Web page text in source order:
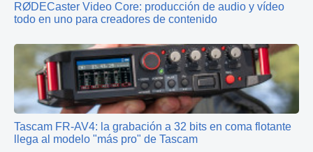
RØDECaster Video Core: producción de audio y vídeo
todo en uno para creadores de contenido
Tascam FR-AV4: la grabación a 32 bits en coma flotante
llega al modelo "más pro" de Tascam